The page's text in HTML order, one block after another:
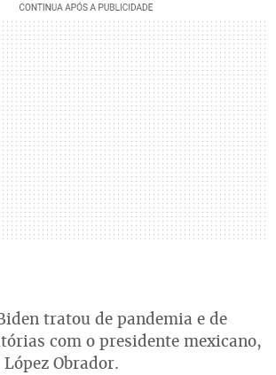
tratou de pandemia e de
com o presidente mexicano,
Obrador.